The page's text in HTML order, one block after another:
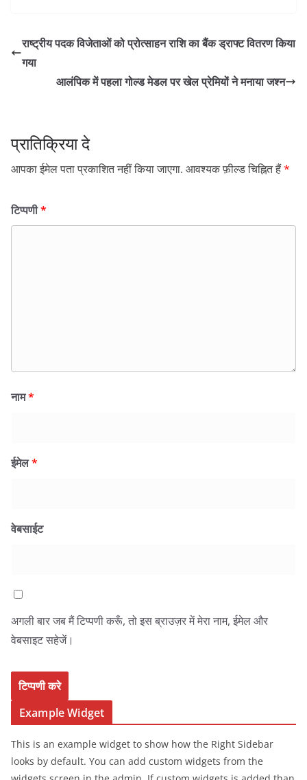
राष्ट्रीय पदक विजेताओं को प्रोत्साहन राशि का बैंक ड्राफ्ट वितरण किया
गया
आलंपिक में पहला गोल्ड मेडल पर खेल प्रेमियों ने मनाया जश्न
प्रातिक्रिया दे
आपका ईमेल पता प्रकाशित नहीं किया जाएगा. आवश्यक फ़ील्ड चिह्नित हैं*
टिप्पणी*
नाम*
ईमेल*
वेबसाईट
अगली बार जब मैं टिप्पणी करूँ, तो इस ब्राउज़र में मेरा नाम, ईमेल और
वेबसाइट सहेजें।
Example Widget
This is an example widget to show how the Right Sidebar
looks by default. You can add custom widgets from the